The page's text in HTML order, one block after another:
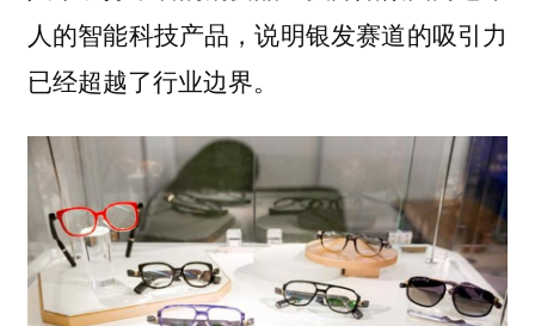
人的智能科技产品，说明银发赛道的吸引力
已经超越了行业边界。